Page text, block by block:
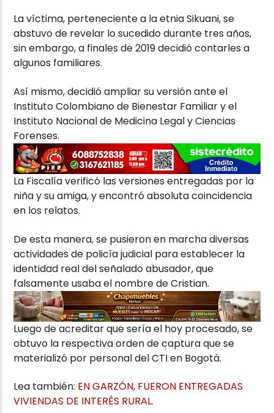
La víctima, perteneciente a la etnia Sikuani, se
abstuvo de revelar lo sucedido durante tres años,
sin embargo, a finales de 2019 decidió contarles a
algunos familiares.
Así mismo, decidió ampliar su versión ante el
Instituto Colombiano de Bienestar Familiar y el
Instituto Nacional de Medicina Legal y Ciencias
Forenses.
La Fiscalía verificó las versiones entregadas por la
niña y su amiga, y encontró absoluta coincidencia
en los relatos.
De esta manera, se pusieron en marcha diversas
actividades de policía judicial para establecer la
identidad real del señalado abusador, que
falsamente usaba el nombre de Cristian.
Luego de acreditar que sería el hoy procesado, se
obtuvo la respectiva orden de captura que se
materializó por personal del CTI en Bogotá.
Lea también: EN GARZÓN, FUERON ENTREGADAS
VIVIENDAS DE INTERÉS RURAL.